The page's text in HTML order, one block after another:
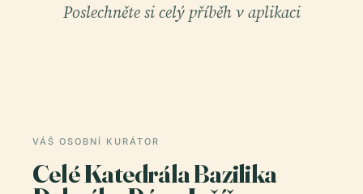
Poslechněte si celý příběh v aplikaci
VÁŠ OSOBNÍ KURÁTOR
Celé Katedrála Bazilika